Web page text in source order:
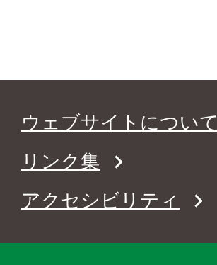
ウェブサイトについて
リンク集
アクセシビリティ